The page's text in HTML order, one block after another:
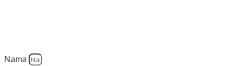
Nama